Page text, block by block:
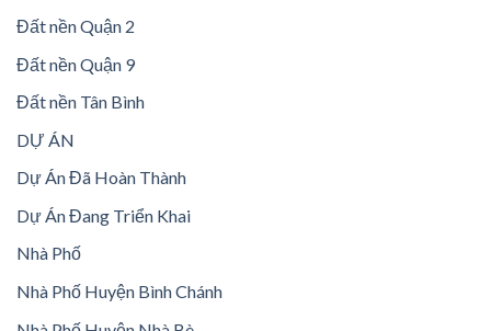
Đất nền Quận 2
Đất nền Quận 9
Đất nền Tân Bình
DỰ ÁN
Dự Án Đã Hoàn Thành
Dự Án Đang Triển Khai
Nhà Phố
Nhà Phố Huyện Bình Chánh